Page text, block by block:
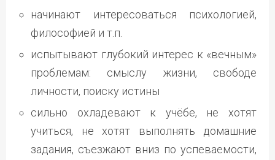
начинают интересоваться психологией,
философией и т.п.
испытывают глубокий интерес к «вечным»
проблемам: смыслу жизни, свободе
личности, поиску истины
сильно охладевают к учёбе, не хотят
учиться, не хотят выполнять домашние
задания, съезжают вниз по успеваемости,